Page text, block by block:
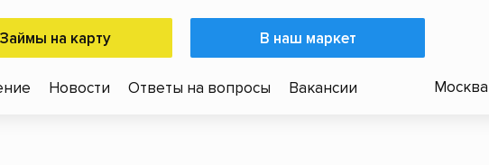
Займы на карту В наш маркет
Новости Ответы на вопросы Вакансии Москва